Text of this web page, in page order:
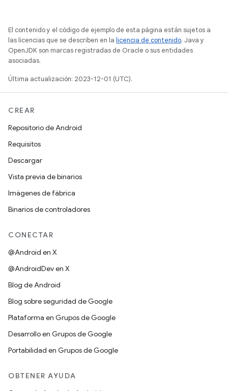
El contenido y el código de ejemplo de esta página están sujetos a
las licencias que se describen en la licencia de contenido. Java y
OpenJDK son marcas registradas de Oracle o sus entidades
asociadas.
Última actualización: 2023-12-01 (UTC).
CREAR
Repositorio de Android
Requisitos
Descargar
Vista previa de binarios
Imágenes de fábrica
Binarios de controladores
CONECTAR
@Android en X
@AndroidDev en X
Blog de Android
Blog sobre seguridad de Google
Plataforma en Grupos de Google
Desarrollo en Grupos de Google
Portabilidad en Grupos de Google
OBTENER AYUDA